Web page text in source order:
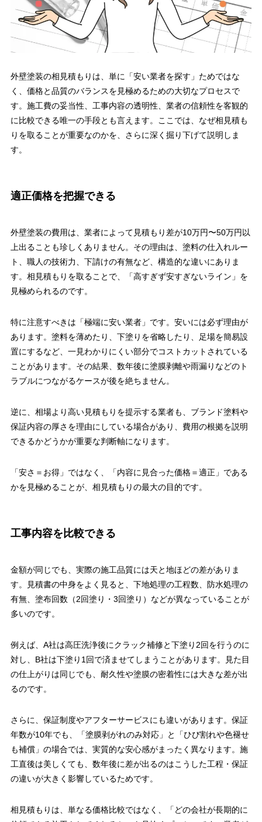
外壁塗装の相見積もりは、単に「安い業者を探す」ためではな
く、価格と品質のバランスを見極めるための大切なプロセスで
す。施工費の妥当性、工事内容の透明性、業者の信頼性を客観的
に比較できる唯一の手段とも言えます。ここでは、なぜ相見積も
りを取ることが重要なのかを、さらに深く掘り下げて説明しま
す。
適正価格を把握できる
外壁塗装の費用は、業者によって見積もり差が10万円〜50万円以
上出ることも珍しくありません。その理由は、塗料の仕入れルー
ト、職人の技術力、下請けの有無など、構造的な違いにありま
す。相見積もりを取ることで、「高すぎず安すぎないライン」を
見極められるのです。
特に注意すべきは「極端に安い業者」です。安いには必ず理由が
あります。塗料を薄めたり、下塗りを省略したり、足場を簡易設
置にするなど、一見わかりにくい部分でコストカットされている
ことがあります。その結果、数年後に塗膜剥離や雨漏りなどのト
ラブルにつながるケースが後を絶ちません。
逆に、相場より高い見積もりを提示する業者も、ブランド塗料や
保証内容の厚さを理由にしている場合があり、費用の根拠を説明
できるかどうかが重要な判断軸になります。
「安さ＝お得」ではなく、「内容に見合った価格＝適正」である
かを見極めることが、相見積もりの最大の目的です。
工事内容を比較できる
金額が同じでも、実際の施工品質には天と地ほどの差がありま
す。見積書の中身をよく見ると、下地処理の工程数、防水処理の
有無、塗布回数（2回塗り・3回塗り）などが異なっていることが
多いのです。
例えば、A社は高圧洗浄後にクラック補修と下塗り2回を行うのに
対し、B社は下塗り1回で済ませてしまうことがあります。見た目
の仕上がりは同じでも、耐久性や塗膜の密着性には大きな差が出
るのです。
さらに、保証制度やアフターサービスにも違いがあります。保証
年数が10年でも、「塗膜剥がれのみ対応」と「ひび割れや色褪せ
も補償」の場合では、実質的な安心感がまったく異なります。施
工直後は美しくても、数年後に差が出るのはこうした工程・保証
の違いが大きく影響しているためです。
相見積もりは、単なる価格比較ではなく、「どの会社が長期的に